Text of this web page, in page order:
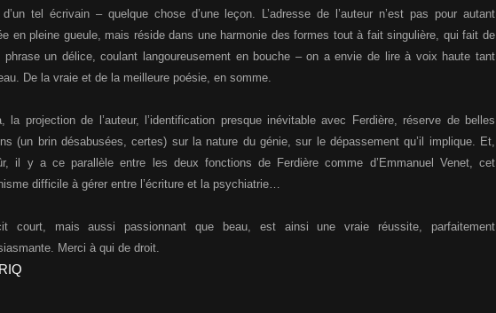
tel écrivain – quelque chose d’une leçon. L’adresse de l’auteur n’est pas pour autant
en pleine gueule, mais réside dans une harmonie des formes tout à fait singulière, qui fait de
phrase un délice, coulant langoureusement en bouche – on a envie de lire à voix haute tant
De la vraie et de la meilleure poésie, en somme.
la projection de l’auteur, l’identification presque inévitable avec Ferdière, réserve de belles
(un brin désabusées, certes) sur la nature du génie, sur le dépassement qu’il implique. Et,
il y a ce parallèle entre les deux fonctions de Ferdière comme d’Emmanuel Venet, cet
difficile à gérer entre l’écriture et la psychiatrie…
court, mais aussi passionnant que beau, est ainsi une vraie réussite, parfaitement
Merci à qui de droit.